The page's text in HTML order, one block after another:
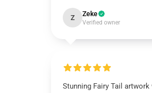
Z Zeke
Verified owner
Stunning Fairy Tail